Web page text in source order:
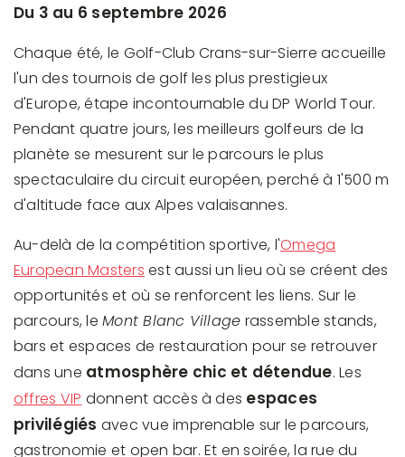
Du 3 au 6 septembre 2026
Chaque été, le Golf-Club Crans-sur-Sierre accueille
l'un des tournois de golf les plus prestigieux
d'Europe, étape incontournable du DP World Tour.
Pendant quatre jours, les meilleurs golfeurs de la
planète se mesurent sur le parcours le plus
spectaculaire du circuit européen, perché à 1'500 m
d'altitude face aux Alpes valaisannes.
Au-delà de la compétition sportive, l'Omega
European Masters est aussi un lieu où se créent des
opportunités et où se renforcent les liens. Sur le
parcours, leMont Blanc Village rassemble stands,
bars et espaces de restauration pour se retrouver
dans une atmosphère chic et détendue. Les
offres VIP donnent accès à des espaces
privilégiés avec vue imprenable sur le parcours,
gastronomie et open bar. Et en soirée, la rue du